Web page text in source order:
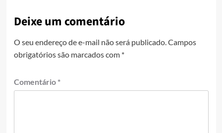
Deixe um comentário
O seu endereço de e-mail não será publicado. Campos
obrigatórios são marcados com *
Comentário *